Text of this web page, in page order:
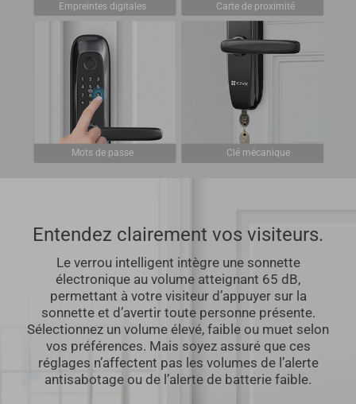
Empreintes digitales Carte de proximité
Mots de passe Clé mécanique
Entendez clairement vos visiteurs.
Le verrou intelligent intègre une sonnette
électronique au volume atteignant 65 dB,
permettant à votre visiteur d’appuyer sur la
sonnette et d’avertir toute personne présente.
Sélectionnez un volume élevé, faible ou muet selon
vos préférences. Mais soyez assuré que ces
réglages n’affectent pas les volumes de l’alerte
antisabotage ou de l’alerte de batterie faible.